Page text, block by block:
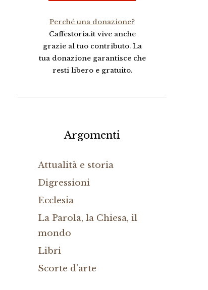
Perché una donazione?
Caffestoria.it vive anche
grazie al tuo contributo. La
tua donazione garantisce che
resti libero e gratuito.
Argomenti
Attualità e storia
Digressioni
Ecclesia
La Parola, la Chiesa, il
mondo
Libri
Scorte d'arte